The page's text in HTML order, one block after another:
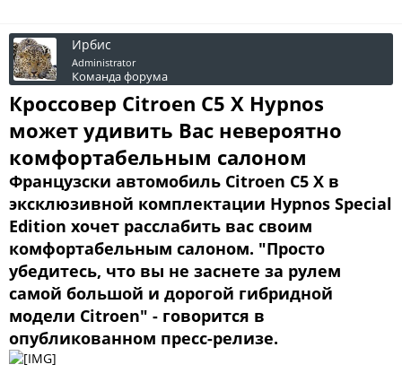
Ирбис
Administrator
Команда форума
Кроссовер Citroen C5 X Hypnos
может удивить Вас невероятно
комфортабельным салоном
Французски автомобиль Citroen C5 X в
эксклюзивной комплектации Hypnos Special
Edition хочет расслабить вас своим
комфортабельным салоном. "Просто
убедитесь, что вы не заснете за рулем
самой большой и дорогой гибридной
модели Citroen" - говорится в
опубликованном пресс-релизе.